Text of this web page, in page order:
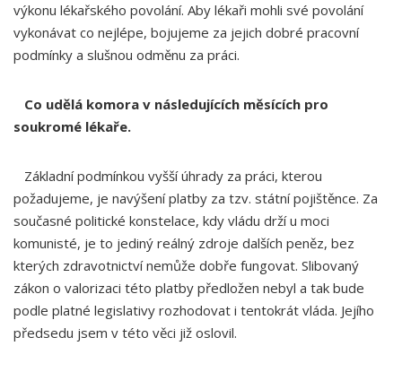
výkonu lékařského povolání. Aby lékaři mohli své povolání
vykonávat co nejlépe, bojujeme za jejich dobré pracovní
podmínky a slušnou odměnu za práci.
Co udělá komora v následujících měsících pro
soukromé lékaře.
Základní podmínkou vyšší úhrady za práci, kterou
požadujeme, je navýšení platby za tzv. státní pojištěnce. Za
současné politické konstelace, kdy vládu drží u moci
komunisté, je to jediný reálný zdroje dalších peněz, bez
kterých zdravotnictví nemůže dobře fungovat. Slibovaný
zákon o valorizaci této platby předložen nebyl a tak bude
podle platné legislativy rozhodovat i tentokrát vláda. Jejího
předsedu jsem v této věci již oslovil.